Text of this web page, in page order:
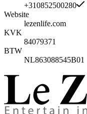
+310852500280
Website
lezenlife.com
KVK
84079371
BTW
NL863088545B01